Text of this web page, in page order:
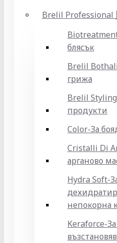
Brelil Professional
блясък
Brelil
грижа
Brelil
продукти
Color-За
Cristalli Di
арганово
Hydra Soft-
непокорна
Keraforce-